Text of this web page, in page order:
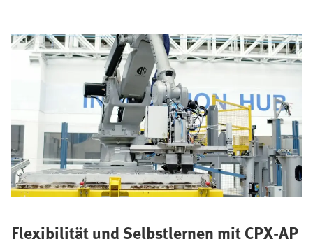
Flexibilität und Selbstlernen mit CPX-AP